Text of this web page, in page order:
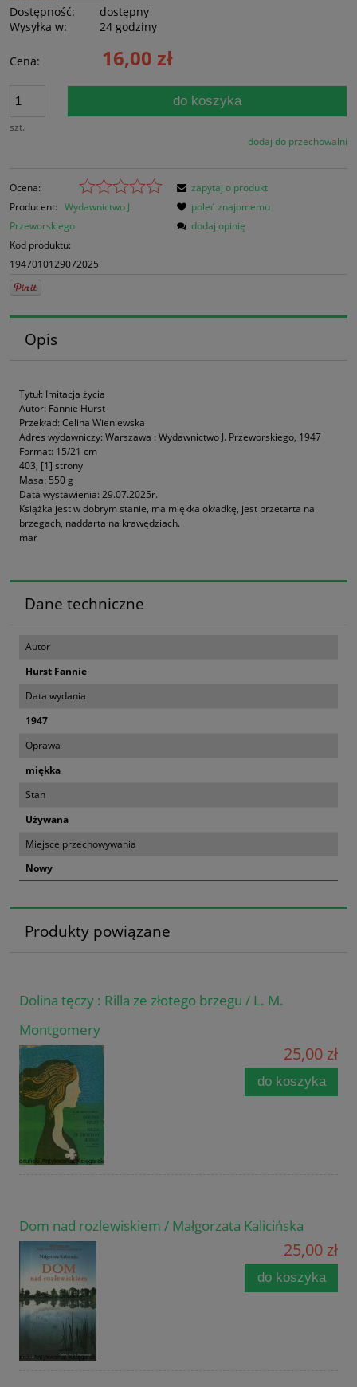
Dostępność:
dostępny
Wysyłka w:
24 godziny
Cena: 16,00 zł
szt.
do koszyka
dodaj do przechowalni
Ocena:
Producent: Wydawnictwo J.
Przeworskiego
Kod produktu:
1947010129072025
zapytaj o produkt
poleć znajomemu
dodaj opinię
Opis
Tytuł: Imitacja życia
Autor: Fannie Hurst
Przekład: Celina Wieniewska
Adres wydawniczy: Warszawa : Wydawnictwo J. Przeworskiego, 1947
Format: 15/21 cm
403, [1] strony
Masa: 550 g
Data wystawienia: 29.07.2025r.
Książka jest w dobrym stanie, ma miękka okładkę, jest przetarta na
brzegach, naddarta na krawędziach.
mar
Dane techniczne
Autor
Hurst Fannie
Data wydania
1947
Oprawa
miękka
Stan
Używana
Miejsce przechowywania
Nowy
Produkty powiązane
Dolina tęczy : Rilla ze złotego brzegu / L. M.
Montgomery
25,00 zł
do koszyka
Dom nad rozlewiskiem / Małgorzata Kalicińska
25,00 zł
do koszyka